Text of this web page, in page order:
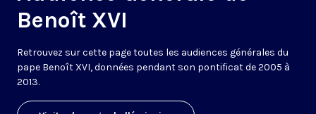
Benoît XVI
Retrouvez sur cette page toutes les audiences générales du
pape Benoît XVI, données pendant son pontificat de 2005 à
2013.